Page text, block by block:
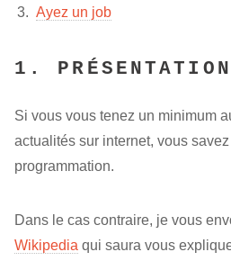
Ayez un job
1. PRÉSENTATION
Si vous vous tenez un minimum
actualités sur internet, vous
programmation.
Dans le cas contraire, je vous
Wikipedia qui saura vous